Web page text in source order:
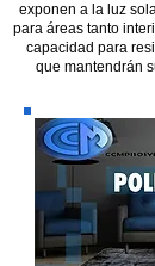
exponen a la luz
para áreas tanto
capacidad para
que mantendrán